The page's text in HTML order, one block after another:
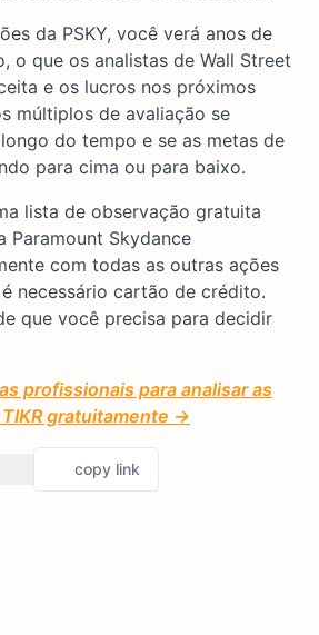
da PSKY, você verá anos de
o que os analistas de Wall Street
e os lucros nos próximos
múltiplos de avaliação se
do tempo e se as metas de
para cima ou para baixo.
lista de observação gratuita
Paramount Skydance
com todas as outras ações
necessário cartão de crédito.
que você precisa para decidir
profissionais para analisar as
TIKR gratuitamente →
copy link